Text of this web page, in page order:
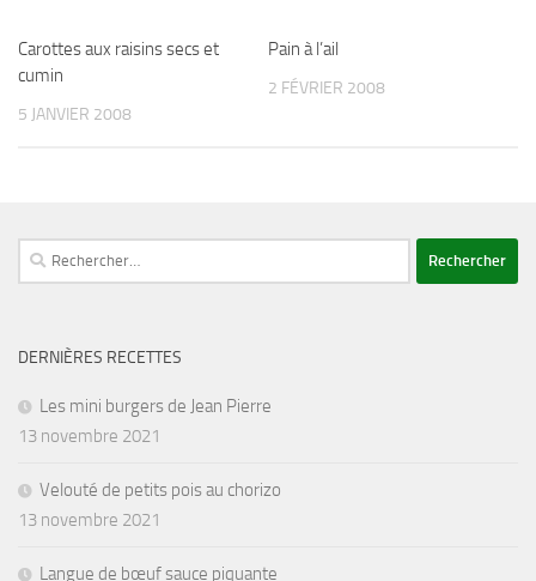
Carottes aux raisins secs et
cumin
5 JANVIER 2008
Pain à l’ail
2 FÉVRIER 2008
Rechercher :
DERNIÈRES RECETTES
Les mini burgers de Jean Pierre
13 novembre 2021
Velouté de petits pois au chorizo
13 novembre 2021
Langue de bœuf sauce piquante